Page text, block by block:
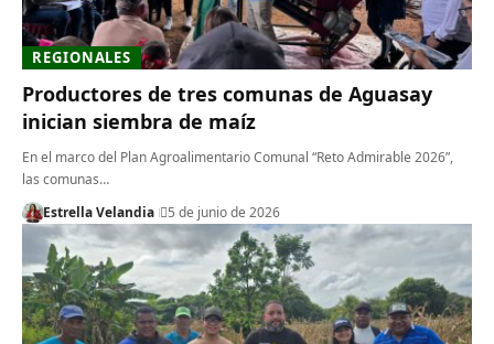
REGIONALES
Productores de tres comunas de Aguasay
inician siembra de maíz
En el marco del Plan Agroalimentario Comunal “Reto Admirable 2026”,
las comunas…
Estrella Velandia
5 de junio de 2026